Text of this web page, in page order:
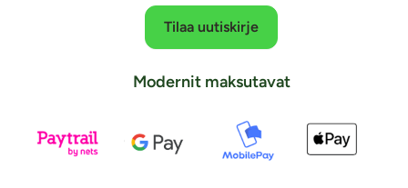
Tilaa uutiskirje
Modernit maksutavat